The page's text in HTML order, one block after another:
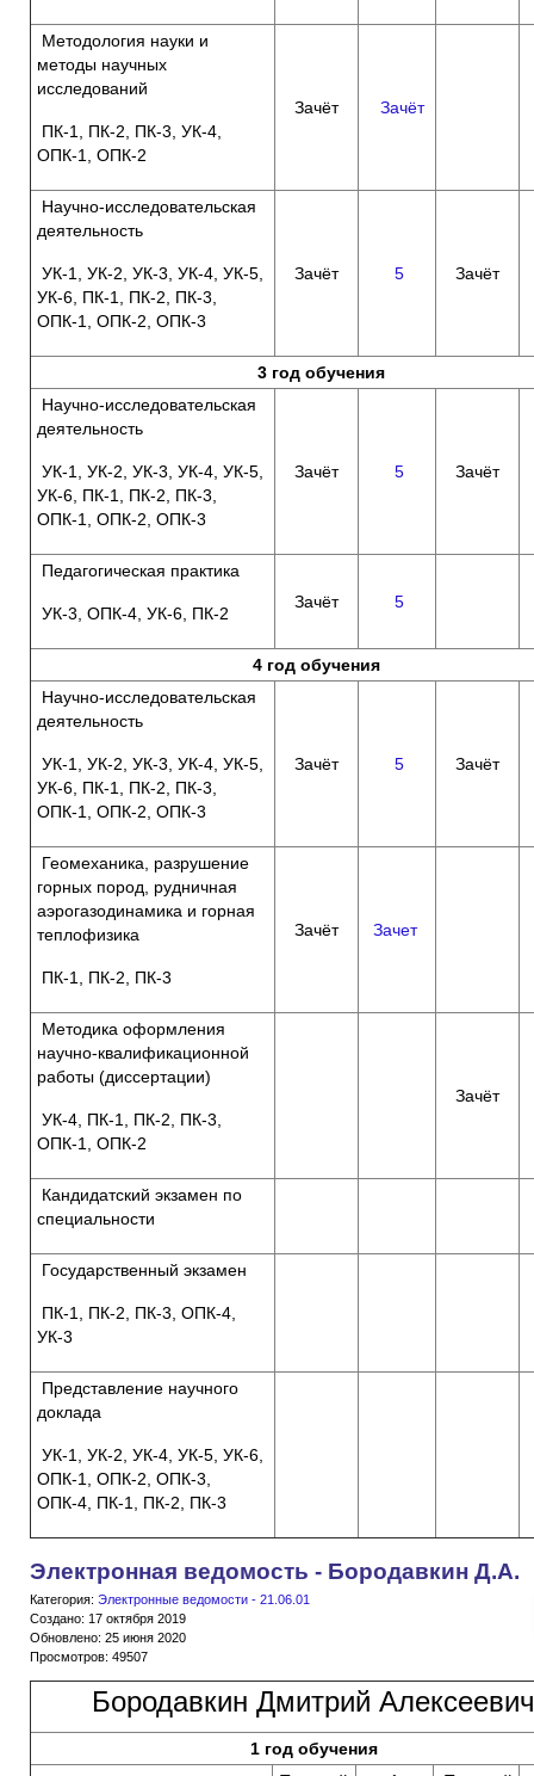
Методология науки и
методы научных
исследований
ПК-1, ПК-2, ПК-3, УК-4,
ОПК-1, ОПК-2
Зачёт Зачёт
Научно-исследовательская
деятельность
УК-1, УК-2, УК-3, УК-4, УК-5,
УК-6, ПК-1, ПК-2, ПК-3,
ОПК-1, ОПК-2, ОПК-3
Зачёт 5 Зачёт
3 год обучения
Научно-исследовательская
деятельность
УК-1, УК-2, УК-3, УК-4, УК-5,
УК-6, ПК-1, ПК-2, ПК-3,
ОПК-1, ОПК-2, ОПК-3
Зачёт 5 Зачёт
Педагогическая практика
УК-3, ОПК-4, УК-6, ПК-2
Зачёт 5
4 год обучения
Научно-исследовательская
деятельность
УК-1, УК-2, УК-3, УК-4, УК-5,
УК-6, ПК-1, ПК-2, ПК-3,
ОПК-1, ОПК-2, ОПК-3
Зачёт 5 Зачёт
Геомеханика, разрушение
горных пород, рудничная
аэрогазодинамика и горная
теплофизика
ПК-1, ПК-2, ПК-3
Зачёт Зачет
Методика оформления
научно-квалификационной
работы (диссертации)
УК-4, ПК-1, ПК-2, ПК-3,
ОПК-1, ОПК-2
Зачёт
Кандидатский экзамен по
специальности
Государственный экзамен
ПК-1, ПК-2, ПК-3, ОПК-4,
УК-3
Представление научного
доклада
УК-1, УК-2, УК-4, УК-5, УК-6,
ОПК-1, ОПК-2, ОПК-3,
ОПК-4, ПК-1, ПК-2, ПК-3
Электронная ведомость - Бородавкин Д.А.
Категория: Электронные ведомости - 21.06.01
Создано: 17 октября 2019
Обновлено: 25 июня 2020
Просмотров: 49507
Бородавкин Дмитрий Алексеевич
1 год обучения